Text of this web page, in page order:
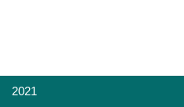
2021